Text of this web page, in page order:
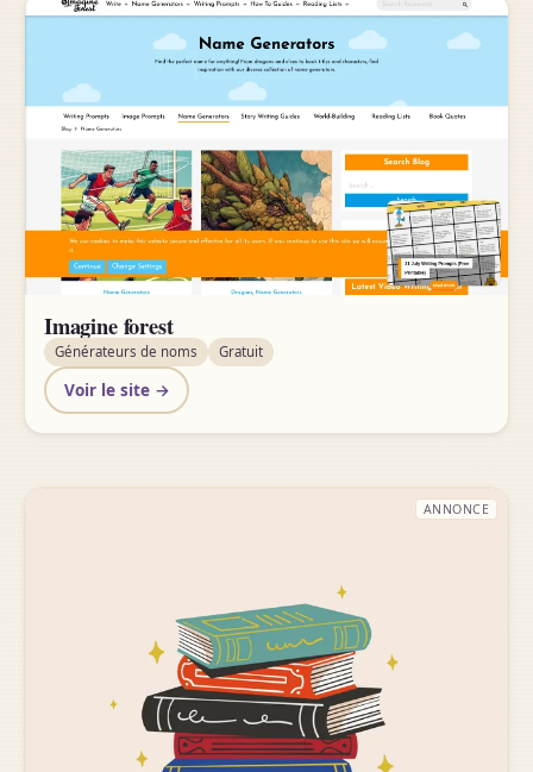
Imagine forest
Générateurs de noms Gratuit
Voir le site →
ANNONCE